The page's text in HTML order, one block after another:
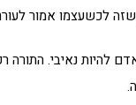
לכשעצמו אמור
להיות נאיבי.